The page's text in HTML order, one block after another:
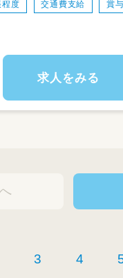
・7:30～ 順次登園・自由遊び
～ 自由遊び・順次降園
・18:30 通常保育終了（延長
・複数担任のチーム保育で
齢・キャリア不問。未経験
みんな（保育士）でみんな（
程度 交通費支給 賞
求人をみる
3 4